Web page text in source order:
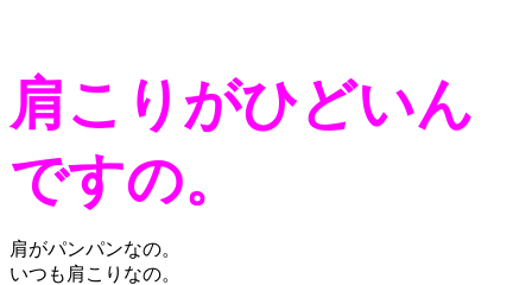
肩こりがひどいん
ですの。
肩がパンパンなの。
いつも肩こりなの。